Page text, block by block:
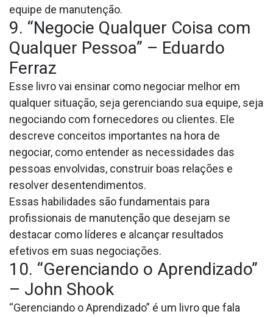
equipe de manutenção.
9. “Negocie Qualquer Coisa com
Qualquer Pessoa” – Eduardo
Ferraz
Esse livro vai ensinar como negociar melhor em
qualquer situação, seja gerenciando sua equipe, seja
negociando com fornecedores ou clientes. Ele
descreve conceitos importantes na hora de
negociar, como entender as necessidades das
pessoas envolvidas, construir boas relações e
resolver desentendimentos.
Essas habilidades são fundamentais para
profissionais de manutenção que desejam se
destacar como líderes e alcançar resultados
efetivos em suas negociações.
10. “Gerenciando o Aprendizado”
– John Shook
“Gerenciando o Aprendizado” é um livro que fala